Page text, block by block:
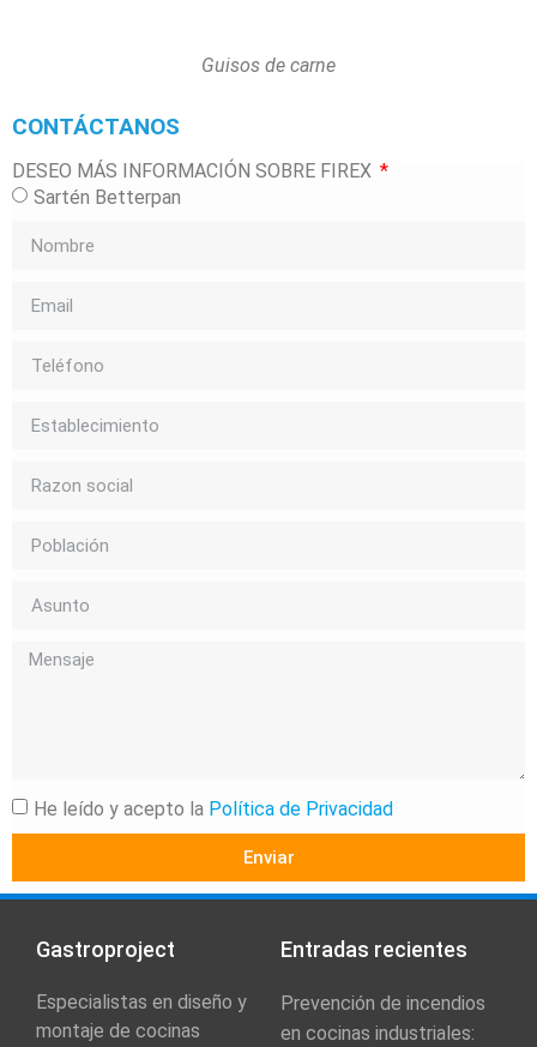
Guisos de carne
CONTÁCTANOS
DESEO MÁS INFORMACIÓN SOBRE FIREX
Sartén Betterpan
He leído y acepto la Política de Privacidad
Enviar
Gastroproject
Especialistas en diseño y
montaje de cocinas
Entradas recientes
Prevención de incendios
en cocinas industriales: